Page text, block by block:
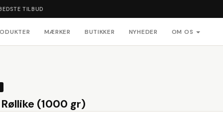
TILBUD
MÆRKER BUTIKKER NYHEDER OM OS
(1000 gr)